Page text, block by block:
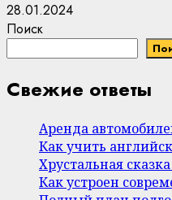
28.01.2024
Поиск
Свежие ответы
Аренда
Как учить
Хрустальная
Как устроен